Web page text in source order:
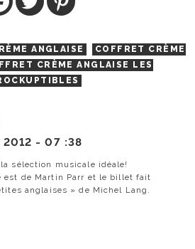
ANGLAISE
COFFRET CRÈME
CRÈME ANGLAISE LES
2012 -07 :38
sélection musicale idéale!
est de Martin Parr et le billet fait
anglaises » de Michel Lang.